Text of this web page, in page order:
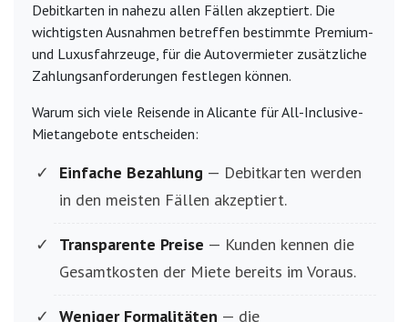
Debitkarten in nahezu allen Fällen akzeptiert. Die
wichtigsten Ausnahmen betreffen bestimmte Premium-
und Luxusfahrzeuge, für die Autovermieter zusätzliche
Zahlungsanforderungen festlegen können.
Warum sich viele Reisende in Alicante für All-Inclusive-
Mietangebote entscheiden:
Einfache Bezahlung — Debitkarten werden
in den meisten Fällen akzeptiert.
Transparente Preise — Kunden kennen die
Gesamtkosten der Miete bereits im Voraus.
Weniger Formalitäten — die